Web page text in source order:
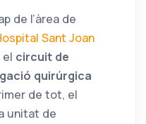
de l’àrea de
Sant Joan
el circuit de
quirúrgica
de tot, el
unitat de